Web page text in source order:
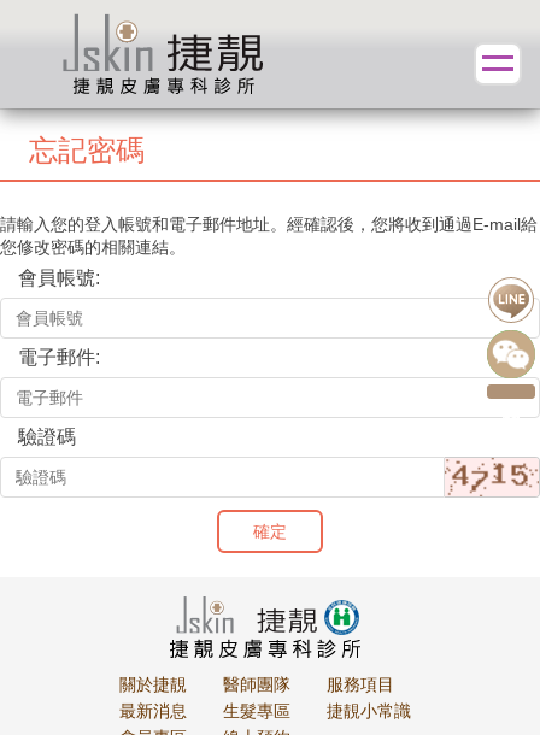
忘記密碼
請輸入您的登入帳號和電子郵件地址。經確認後，您將收到通過E-mail給
您修改密碼的相關連結。
會員帳號:
電子郵件:
驗證碼
確定
關於捷靚 醫師團隊
服務項目
最新消息
生髮專區
捷靚小常識